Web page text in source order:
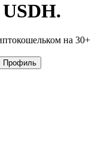
.
на 30+
Профиль